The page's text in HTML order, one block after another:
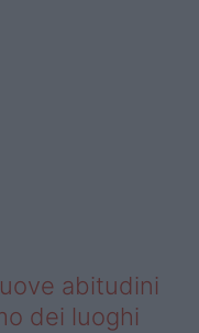
abitudini
dei luoghi